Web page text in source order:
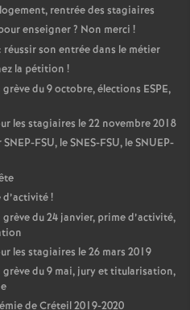
rentrée des stagiaires
enseigner? Non merci !
son entrée dans le métier
la pétition !
du 9 octobre, élections ESPE,
les stagiaires le 22 novembre 2018
SNEP-FSU, leSNES-FSU, leSNUEP-
!
du 24 janvier, prime d’activité,
les stagiaires le 26 mars 2019
du 9 mai, jury et titularisation,
de Créteil 2019-2020